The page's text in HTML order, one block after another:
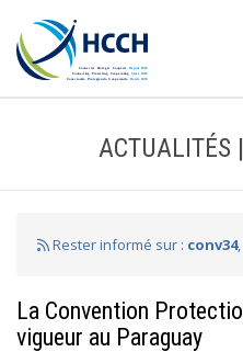
ACTUALITÉS
Rester informé sur : conv34
La Convention
vigueur au Paraguay